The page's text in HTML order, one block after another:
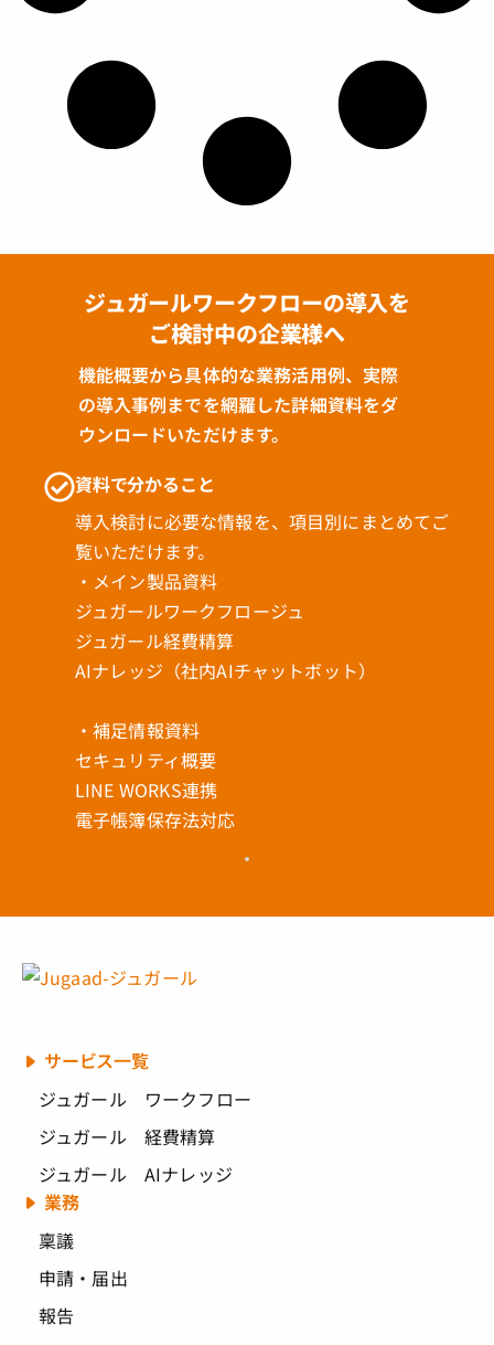
ジュガールワークフローの導入を
ご検討中の企業様へ
機能概要から具体的な業務活用例、実際
の導入事例までを網羅した詳細資料をダ
ウンロードいただけます。
資料で分かること
導入検討に必要な情報を、項目別にまとめてご
覧いただけます。
・メイン製品資料
ジュガールワークフロージュ
ジュガール経費精算
AIナレッジ（社内AIチャットボット）
・補足情報資料
セキュリティ概要
LINE WORKS連携
電子帳簿保存法対応
サービス一覧
ジュガール ワークフロー
ジュガール 経費精算
ジュガール AIナレッジ
業務
稟議
申請・届出
報告